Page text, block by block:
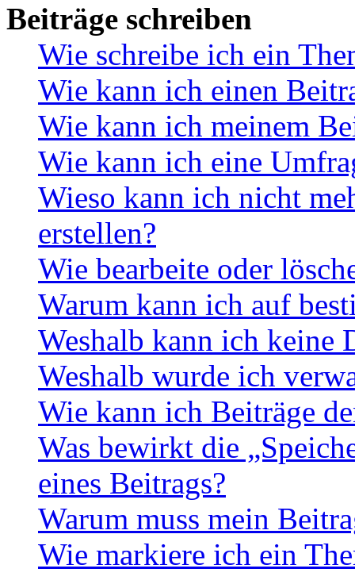
Beiträge schreiben
Wie schreibe ich ein
Wie kann ich einen
Wie kann ich meinem
Wie kann ich eine
Wieso kann ich nicht
erstellen?
Wie bearbeite oder
Warum kann ich auf
Weshalb kann ich keine
Weshalb wurde ich
Wie kann ich Beiträge
Was bewirkt die
eines Beitrags?
Warum muss mein
Wie markiere ich ein